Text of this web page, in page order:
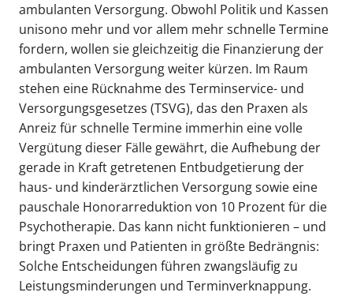
ambulanten Versorgung. Obwohl Politik und Kassen
unisono mehr und vor allem mehr schnelle Termine
fordern, wollen sie gleichzeitig die Finanzierung der
ambulanten Versorgung weiter kürzen. Im Raum
stehen eine Rücknahme des Terminservice- und
Versorgungsgesetzes (TSVG), das den Praxen als
Anreiz für schnelle Termine immerhin eine volle
Vergütung dieser Fälle gewährt, die Aufhebung der
gerade in Kraft getretenen Entbudgetierung der
haus- und kinderärztlichen Versorgung sowie eine
pauschale Honorarreduktion von 10 Prozent für die
Psychotherapie. Das kann nicht funktionieren – und
bringt Praxen und Patienten in größte Bedrängnis:
Solche Entscheidungen führen zwangsläufig zu
Leistungsminderungen und Terminverknappung.